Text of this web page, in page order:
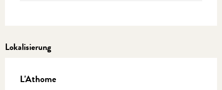
Lokalisierung
L'Athome